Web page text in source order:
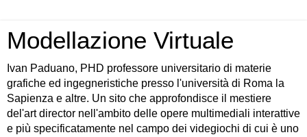
Modellazione Virtuale
Ivan Paduano, PHD professore universitario di materie
grafiche ed ingegneristiche presso l'università di Roma la
Sapienza e altre. Un sito che approfondisce il mestiere
del'art director nell'ambito delle opere multimediali interattive
e più specificatamente nel campo dei videgiochi di cui è uno